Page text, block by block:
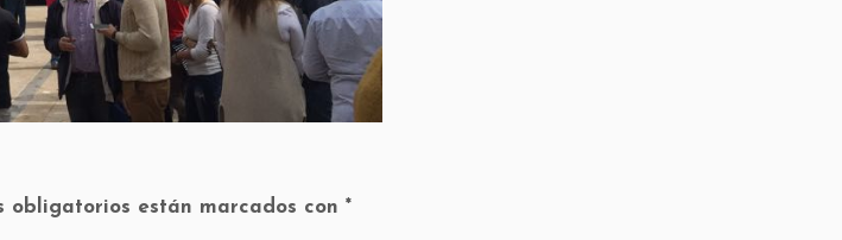
obligatorios están marcados con *